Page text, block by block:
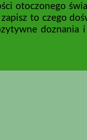
otoczonego
to czego